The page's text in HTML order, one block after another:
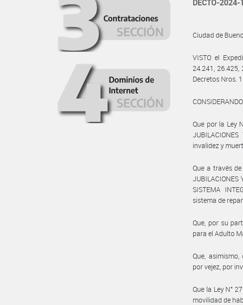
DECTO-
Ciudad de
VISTO el
24.241,
Decretos Nros.
Que por la Ley
invalidez y
Que a través
JUBILACIONES
SISTEMA
sistema de
Que, por su
para el Adulto
Que,
por vejez, por
Que la Ley N°
movilidad de